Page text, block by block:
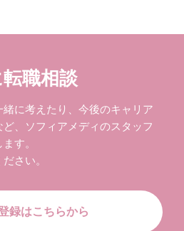
職相談
に考えたり、今後のキャリア
、ソフィアメディのスタッフ
す。
さい。
録はこちらから